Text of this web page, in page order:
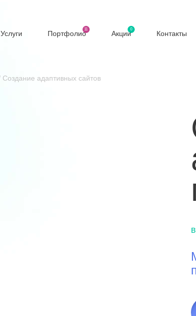
Услуги Портфолио
11
Акции
0
Контакты
Создание адаптивных сайтов